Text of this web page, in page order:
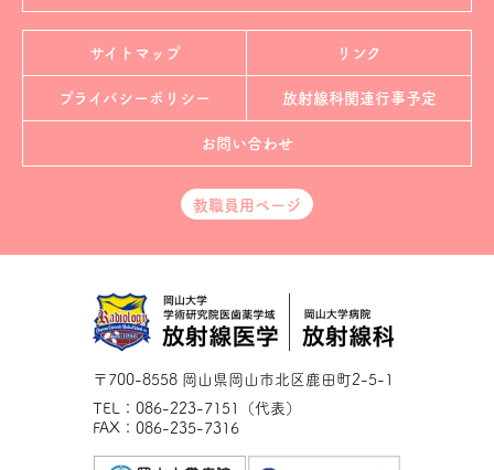
〒700-8558 岡山県岡山市北区鹿田町2-5-1
TEL：086-223-7151（代表）
FAX：086-235-7316
サイトマップ リンク
プライバシーポリシー 放射線科関連行事予定
お問い合わせ
教職員用ページ